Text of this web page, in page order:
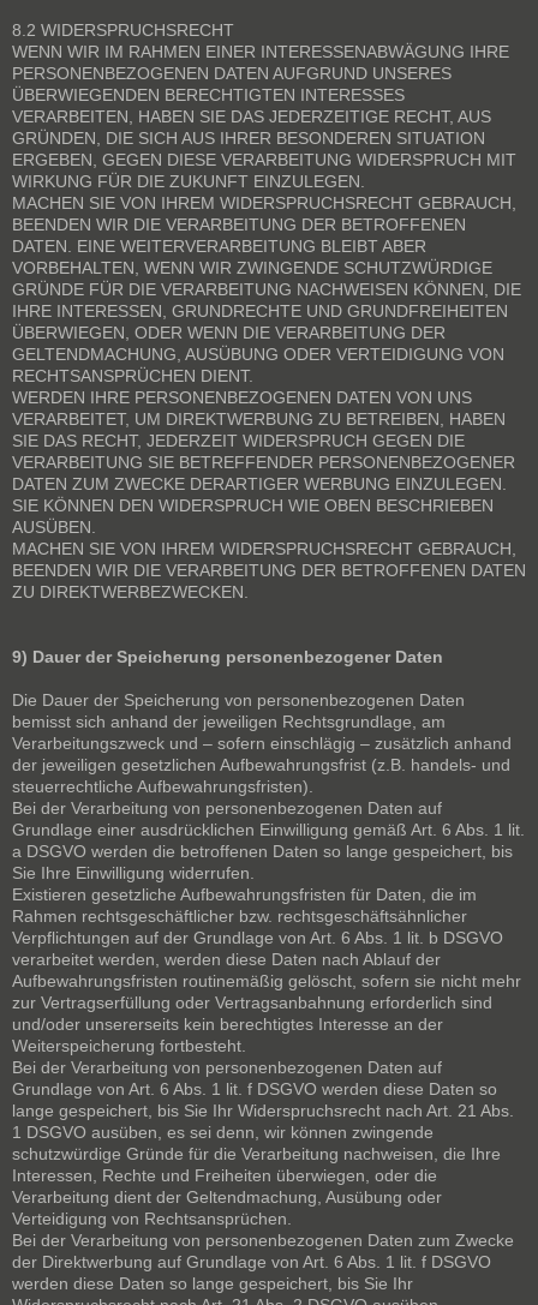
8.2 WIDERSPRUCHSRECHT
WENN WIR IM RAHMEN EINER INTERESSENABWÄGUNG IHRE
PERSONENBEZOGENEN DATEN AUFGRUND UNSERES
ÜBERWIEGENDEN BERECHTIGTEN INTERESSES
VERARBEITEN, HABEN SIE DAS JEDERZEITIGE RECHT, AUS
GRÜNDEN, DIE SICH AUS IHRER BESONDEREN SITUATION
ERGEBEN, GEGEN DIESE VERARBEITUNG WIDERSPRUCH MIT
WIRKUNG FÜR DIE ZUKUNFT EINZULEGEN.
MACHEN SIE VON IHREM WIDERSPRUCHSRECHT GEBRAUCH,
BEENDEN WIR DIE VERARBEITUNG DER BETROFFENEN
DATEN. EINE WEITERVERARBEITUNG BLEIBT ABER
VORBEHALTEN, WENN WIR ZWINGENDE SCHUTZWÜRDIGE
GRÜNDE FÜR DIE VERARBEITUNG NACHWEISEN KÖNNEN, DIE
IHRE INTERESSEN, GRUNDRECHTE UND GRUNDFREIHEITEN
ÜBERWIEGEN, ODER WENN DIE VERARBEITUNG DER
GELTENDMACHUNG, AUSÜBUNG ODER VERTEIDIGUNG VON
RECHTSANSPRÜCHEN DIENT.
WERDEN IHRE PERSONENBEZOGENEN DATEN VON UNS
VERARBEITET, UM DIREKTWERBUNG ZU BETREIBEN, HABEN
SIE DAS RECHT, JEDERZEIT WIDERSPRUCH GEGEN DIE
VERARBEITUNG SIE BETREFFENDER PERSONENBEZOGENER
DATEN ZUM ZWECKE DERARTIGER WERBUNG EINZULEGEN.
SIE KÖNNEN DEN WIDERSPRUCH WIE OBEN BESCHRIEBEN
AUSÜBEN.
MACHEN SIE VON IHREM WIDERSPRUCHSRECHT GEBRAUCH,
BEENDEN WIR DIE VERARBEITUNG DER BETROFFENEN DATEN
ZU DIREKTWERBEZWECKEN.
9) Dauer der Speicherung personenbezogener Daten
Die Dauer der Speicherung von personenbezogenen Daten
bemisst sich anhand der jeweiligen Rechtsgrundlage, am
Verarbeitungszweck und – sofern einschlägig – zusätzlich anhand
der jeweiligen gesetzlichen Aufbewahrungsfrist (z.B. handels- und
steuerrechtliche Aufbewahrungsfristen).
Bei der Verarbeitung von personenbezogenen Daten auf
Grundlage einer ausdrücklichen Einwilligung gemäß Art. 6 Abs. 1 lit.
a DSGVO werden die betroffenen Daten so lange gespeichert, bis
Sie Ihre Einwilligung widerrufen.
Existieren gesetzliche Aufbewahrungsfristen für Daten, die im
Rahmen rechtsgeschäftlicher bzw. rechtsgeschäftsähnlicher
Verpflichtungen auf der Grundlage von Art. 6 Abs. 1 lit. b DSGVO
verarbeitet werden, werden diese Daten nach Ablauf der
Aufbewahrungsfristen routinemäßig gelöscht, sofern sie nicht mehr
zur Vertragserfüllung oder Vertragsanbahnung erforderlich sind
und/oder unsererseits kein berechtigtes Interesse an der
Weiterspeicherung fortbesteht.
Bei der Verarbeitung von personenbezogenen Daten auf
Grundlage von Art. 6 Abs. 1 lit. f DSGVO werden diese Daten so
lange gespeichert, bis Sie Ihr Widerspruchsrecht nach Art. 21 Abs.
1 DSGVO ausüben, es sei denn, wir können zwingende
schutzwürdige Gründe für die Verarbeitung nachweisen, die Ihre
Interessen, Rechte und Freiheiten überwiegen, oder die
Verarbeitung dient der Geltendmachung, Ausübung oder
Verteidigung von Rechtsansprüchen.
Bei der Verarbeitung von personenbezogenen Daten zum Zwecke
der Direktwerbung auf Grundlage von Art. 6 Abs. 1 lit. f DSGVO
werden diese Daten so lange gespeichert, bis Sie Ihr